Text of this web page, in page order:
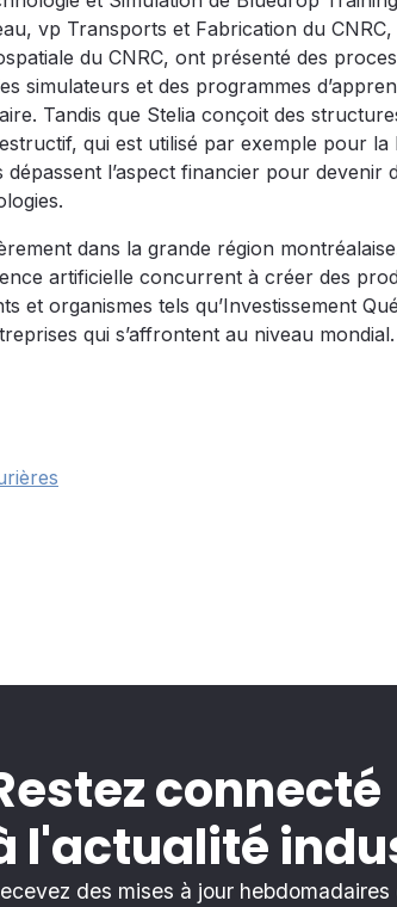
vp Transports et Fabrication du
du CNRC, ont présenté des
simulateurs et des programmes
Tandis que Stelia conçoit des
qui est utilisé par exemple pour la
l’aspect financier pour devenir
dans la grande région
artificielle concurrent à créer des
et organismes tels qu’Investissement
qui s’affrontent au niveau mondial.
connecté
l'actualité
des mises à jour